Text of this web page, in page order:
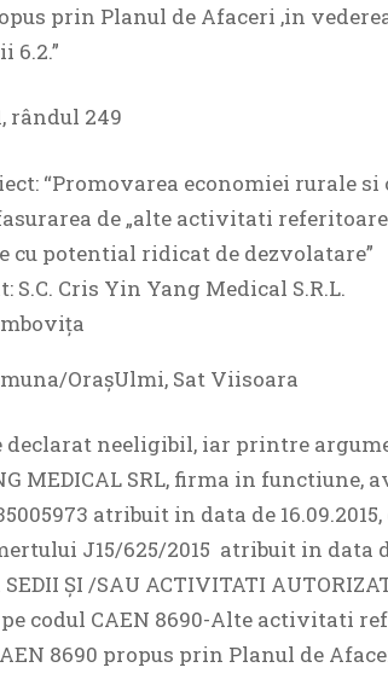
prin Planul de Afaceri ,in
6.2.”
rândul 249
“Promovarea economiei rurale
de „alte activitati
cu potential ridicat de dezvolatare”
S.C. Cris Yin Yang Medical S.R.L.
OrașUlmi, Sat Viisoara
declarat neeligibil, iar printre
MEDICAL SRL, firma in functiune,
atribuit in data de
J15/625/2015 atribuit in data
ŞI /SAU ACTIVITATI
pe codul CAEN 8690-Alte activitati
8690 propus prin Planul de